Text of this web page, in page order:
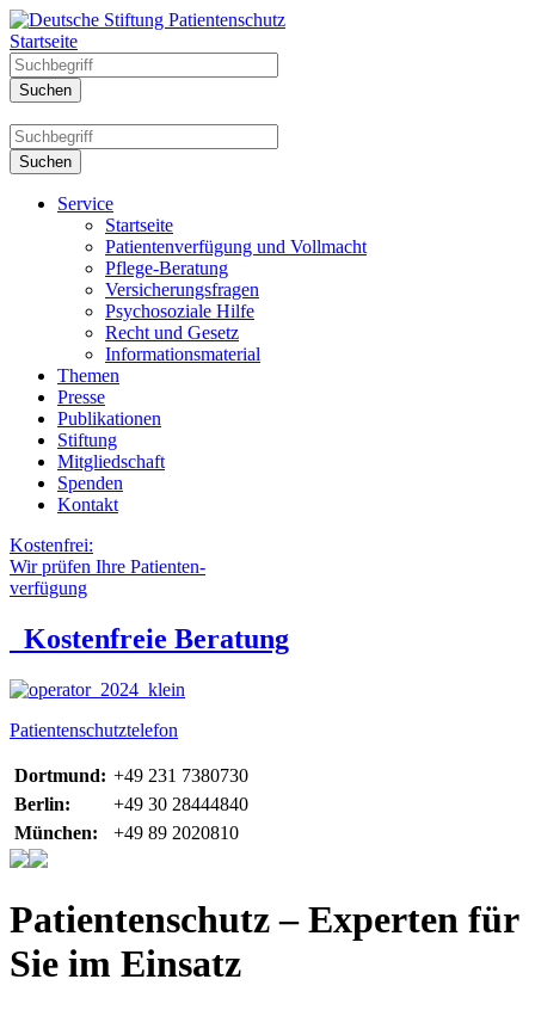
Startseite
Service
Startseite
Patientenverfügung und Vollmacht
Pflege-Beratung
Versicherungsfragen
Psychosoziale Hilfe
Recht und Gesetz
Informationsmaterial
Themen
Presse
Publikationen
Stiftung
Mitgliedschaft
Spenden
Kontakt
Kostenfrei:
Wir prüfen Ihre Patienten-
verfügung
Kostenfreie Beratung
Patientenschutztelefon
Dortmund: +49 231 7380730
Berlin:
+49 30 28444840
München:
+49 89 2020810
Patientenschutz – Experten für
Sie im Einsatz